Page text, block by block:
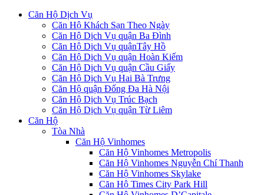
Căn Hộ Dịch Vụ
Căn Hộ Khách Sạn Theo Ngày
Căn Hộ Dịch Vụ quận Ba Đình
Căn Hộ Dịch Vụ quậnTây Hồ
Căn Hộ Dịch Vụ quận Hoàn Kiếm
Căn Hộ Dịch Vụ quận Cầu Giấy
Căn Hộ Dịch Vụ Hai Bà Trưng
Căn Hộ quận Đống Đa Hà Nội
Căn Hộ Dịch Vụ Trúc Bạch
Căn Hộ Dịch Vụ quận Từ Liêm
Căn Hộ
Tòa Nhà
Căn Hộ Vinhomes
Căn Hộ Vinhomes Metropolis
Căn Hộ Vinhomes Nguyễn Chí Thanh
Căn Hộ Vinhomes Skylake
Căn Hộ Times City Park Hill